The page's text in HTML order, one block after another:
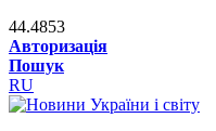
44.4853
Авторизація
Пошук
RU